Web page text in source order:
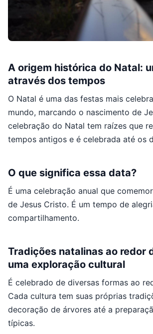
A origem histórica do Natal:
através dos tempos
O Natal é uma das festas mais
mundo, marcando o nascimento de
celebração do Natal tem raízes que
tempos antigos e é celebrada até os
O que significa essa data?
É uma celebração anual que
de Jesus Cristo. É um tempo de
compartilhamento.
Tradições natalinas ao redor
uma exploração cultural
É celebrado de diversas formas ao
Cada cultura tem suas próprias
decoração de árvores até a
típicas.